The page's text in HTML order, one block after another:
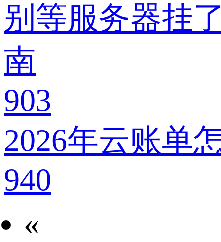
别等服务器挂
南
903
2026年云账单
940
«